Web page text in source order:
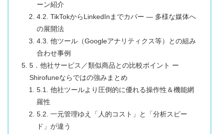
ーン紹介
4.2. TikTokからLinkedInまでカバー ― 多様な媒体へ
の展開法
4.3. 他ツール（Googleアナリティクス等）との組み
合わせ事例
5．他社サービス／類似商品との比較ポイント ー
Shirofuneならではの強みまとめ
5.1. 他社ツールより圧倒的に優れる操作性＆機能網
羅性
5.2. 一元管理ゆえ「人的コスト」と「分析スピー
ド」が違う